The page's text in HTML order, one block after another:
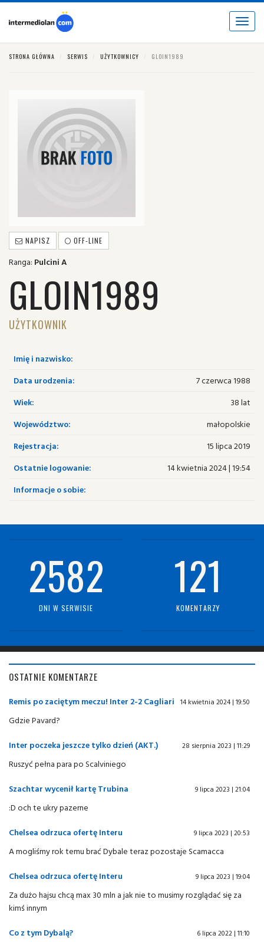
Toggle
STRONA GŁÓWNA SERWIS UŻYTKOWNICY GLOIN1989
NAPISZ OFF-LINE
Ranga: Pulcini A
GLOIN1989
UŻYTKOWNIK
Imię i nazwisko:
Data urodzenia:
7 czerwca 1988
Wiek:
38 lat
Województwo:
małopolskie
Rejestracja:
15 lipca 2019
Ostatnie logowanie:
14 kwietnia 2024 | 19:54
Informacje o sobie:
2582
DNI W SERWISIE
121
KOMENTARZY
OSTATNIE KOMENTARZE
Remis po zaciętym meczu! Inter 2-2 Cagliari 14 kwietnia 2024 | 19:50
Gdzie Pavard?
Inter poczeka jeszcze tylko dzień (AKT.)
28 sierpnia 2023 | 11:29
Ruszyć pełna para po Scalviniego
Szachtar wycenił kartę Trubina
9 lipca 2023 | 21:04
:D och te ukry pazerne
Chelsea odrzuca ofertę Interu
9 lipca 2023 | 20:53
A mogliśmy rok temu brać Dybale teraz pozostaje Scamacca
Chelsea odrzuca ofertę Interu
9 lipca 2023 | 19:04
Za dużo hajsu chcą max 30 mln a jak nie to musimy rozglądać się za
kimś innym
Co z tym Dybalą?
6 lipca 2022 | 11:10